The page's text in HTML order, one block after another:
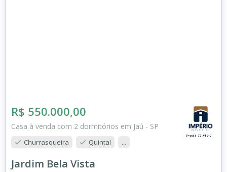
R$ 550.000,00
Casa à venda com 2 dormitórios em Jaú - SP
Churrasqueira Quintal ...
Jardim Bela Vista